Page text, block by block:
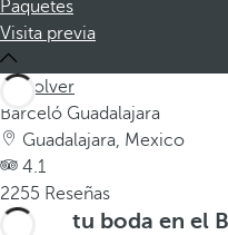
Paquetes
Visita previa
Volver
Barceló Guadalajara
Guadalajara, Mexico
4.1
2255 Reseñas
tu boda en el